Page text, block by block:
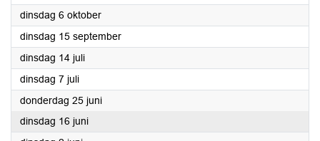
dinsdag 6 oktober2026
dinsdag 15 september2026
dinsdag 14 juli2026
dinsdag 7 juli2026
donderdag 25 juni2026
dinsdag 16 juni2026